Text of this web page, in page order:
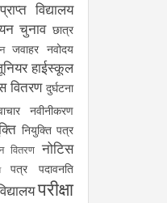
विद्यालय
चुनाव छात्र
जवाहर नवोदय
हाईस्कूल
वितरण दुर्घटना
नवीनीकरण
नियुक्ति पत्र
वितरण नोटिस
पत्र पदावनति
परीक्षा